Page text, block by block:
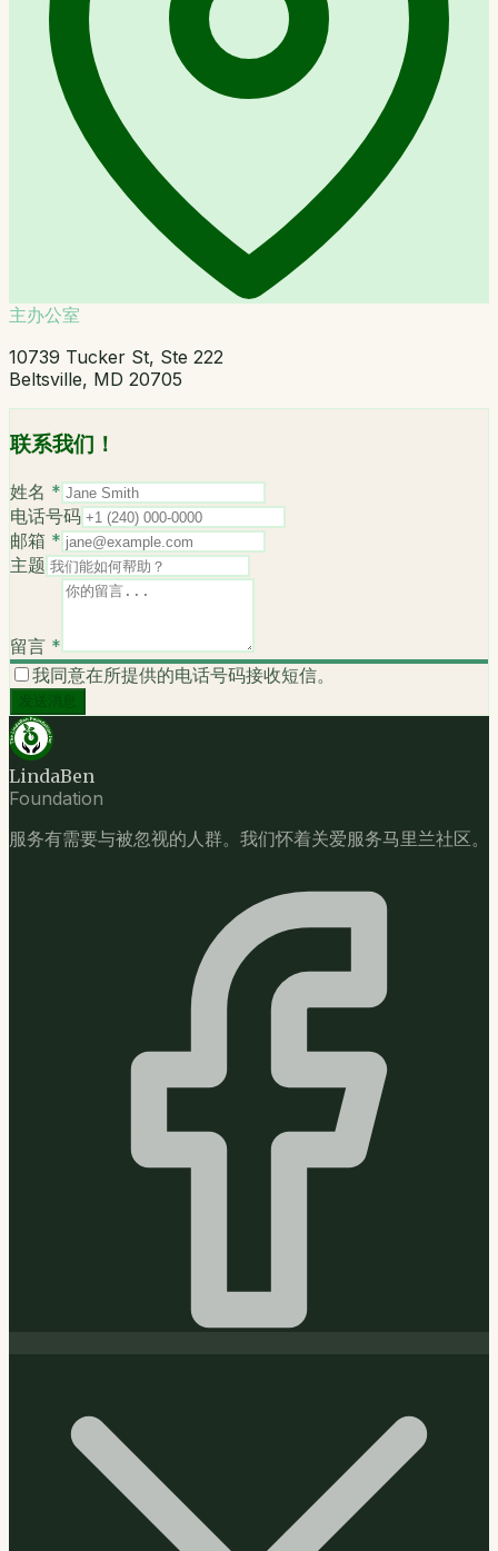
主办公室
10739 Tucker St, Ste 222
Beltsville, MD 20705
联系我们！
姓名 *
电话号码
邮箱 *
主题
留言 *
我同意在所提供的电话号码接收短信。
LindaBen
Foundation
服务有需要与被忽视的人群。我们怀着关爱服务马里兰社区。